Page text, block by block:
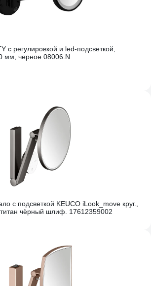
с регулировкой и led-подсветкой,
мм, черное 08006.N
с подсветкой KEUCO iLook_move круг.,
чёрный шлиф. 17612359002